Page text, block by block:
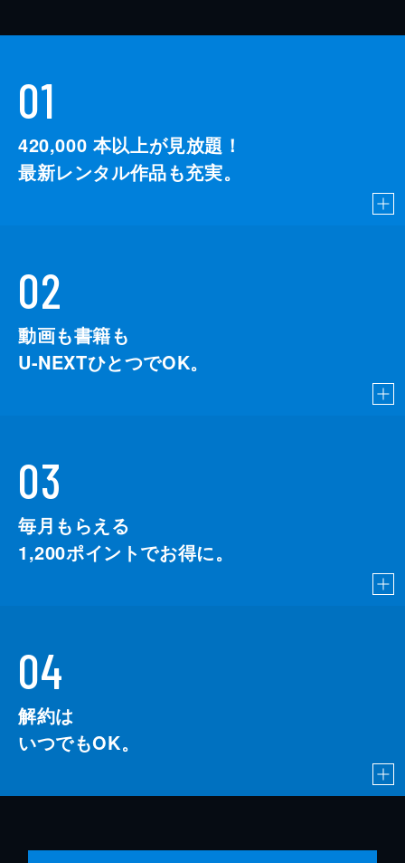
01
420,000 本以上が見放題！
最新レンタル作品も充実。
02
動画も書籍も
U-NEXTひとつでOK。
03
毎月もらえる
1,200ポイントでお得に。
04
解約は
いつでもOK。